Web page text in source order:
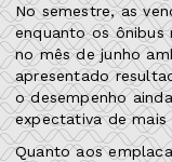
No semestre, as
enquanto os ônibus
no mês de junho
apresentado
o desempenho
expectativa de
Quanto aos